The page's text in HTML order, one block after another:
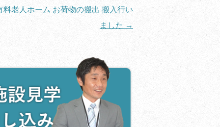
料老人ホーム お荷物の搬出 搬入行い
ました →